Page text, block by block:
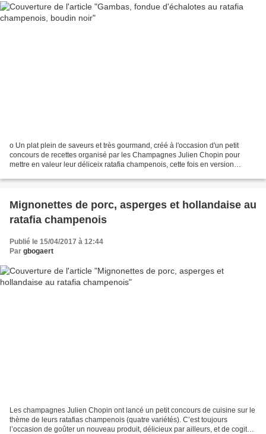
o Un plat plein de saveurs et très gourmand, créé à l'occasion d'un petit
concours de recettes organisé par les Champagnes Julien Chopin pour
mettre en valeur leur déliceix ratafia champenois, cette fois en version
Mignonettes de porc, asperges et hollandaise au
ratafia champenois
Publié le 15/04/2017 à 12:44
Par gbogaert
Les champagnes Julien Chopin ont lancé un petit concours de cuisine sur le
thème de leurs ratafias champenois (quatre variétés). C’est toujours
l’occasion de goûter un nouveau produit, délicieux par ailleurs, et de cogiter